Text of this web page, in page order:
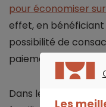
pour économiser
effet, en
possibilité de
paiement de votre
Dans le cadre de
Les